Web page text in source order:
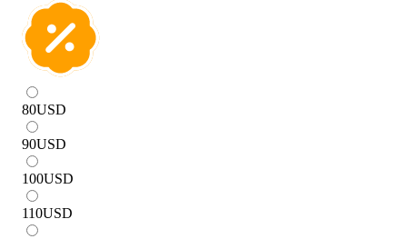
80USD
90USD
100USD
110USD